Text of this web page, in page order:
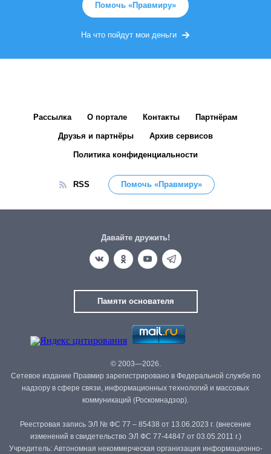
Помочь «Правмиру»
На что пойдут мои деньги
Рассылка О портале Контакты Партнёрам
Друзья и партнёры Архив сервисов
Политика конфиденциальности
RSS Помочь «Правмиру»
Давайте дружить!
Памяти основателя
© 2003—2026.
Сетевое издание Правмир зарегистрировано в Федеральной службе по
надзору в сфере связи, информационных технологий и массовых
коммуникаций (Роскомнадзор).
Реестровая запись ЭЛ № ФС 77 – 85438 от 13.06.2023 г. (внесение
изменений в свидетельство ЭЛ ФС 77-44847 от 03.05.2011 г.)
Учредитель: Автономная некоммерческая организация информационно-